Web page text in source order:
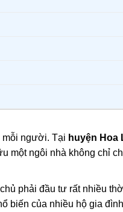
mỗi người. Tại huyện Hoa
một ngôi nhà không chỉ
phải đầu tư rất nhiều
biến của nhiều hộ gia